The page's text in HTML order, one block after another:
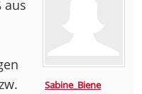
Sabine_Biene
aus